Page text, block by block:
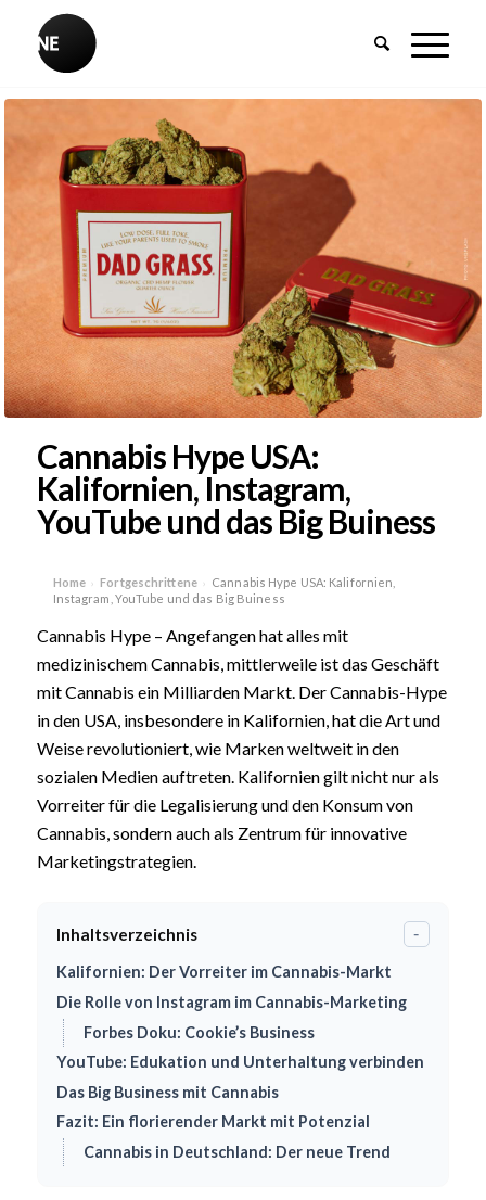
Cannabis Hype USA:
Kalifornien, Instagram,
YouTube und das Big Buiness
Home › Fortgeschrittene › Cannabis Hype USA: Kalifornien,
Instagram, YouTube und das Big Buiness
Cannabis Hype – Angefangen hat alles mit
medizinischem Cannabis, mittlerweile ist das Geschäft
mit Cannabis ein Milliarden Markt. Der Cannabis-Hype
in den USA, insbesondere in Kalifornien, hat die Art und
Weise revolutioniert, wie Marken weltweit in den
sozialen Medien auftreten. Kalifornien gilt nicht nur als
Vorreiter für die Legalisierung und den Konsum von
Cannabis, sondern auch als Zentrum für innovative
Marketingstrategien.
Inhaltsverzeichnis -
Kalifornien: Der Vorreiter im Cannabis-Markt
Die Rolle von Instagram im Cannabis-Marketing
Forbes Doku: Cookie’s Business
YouTube: Edukation und Unterhaltung verbinden
Das Big Business mit Cannabis
Fazit: Ein florierender Markt mit Potenzial
Cannabis in Deutschland: Der neue Trend